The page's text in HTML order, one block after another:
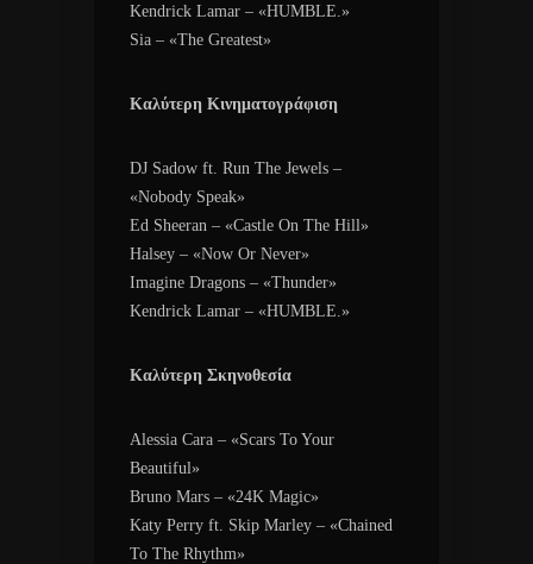
Kendrick Lamar – «HUMBLE.»
Sia – «The Greatest»
Καλύτερη Κινηματογράφιση
DJ Sadow ft. Run The Jewels –
«Nobody Speak»
Ed Sheeran – «Castle On The Hill»
Halsey – «Now Or Never»
Imagine Dragons – «Thunder»
Kendrick Lamar – «HUMBLE.»
Καλύτερη Σκηνοθεσία
Alessia Cara – «Scars To Your
Beautiful»
Bruno Mars – «24K Magic»
Katy Perry ft. Skip Marley – «Chained
To The Rhythm»